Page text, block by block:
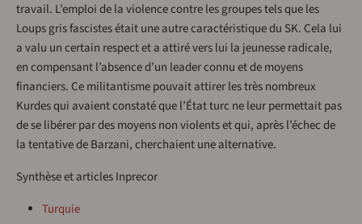
travail. L’emploi de la violence contre les groupes tels que les
Loups gris fascistes était une autre caractéristique du SK. Cela lui
a valu un certain respect et a attiré vers lui la jeunesse radicale,
en compensant l’absence d’un leader connu et de moyens
financiers. Ce militantisme pouvait attirer les très nombreux
Kurdes qui avaient constaté que l’État turc ne leur permettait pas
de se libérer par des moyens non violents et qui, après l’échec de
la tentative de Barzani, cherchaient une alternative.
Synthèse et articles Inprecor
Turquie